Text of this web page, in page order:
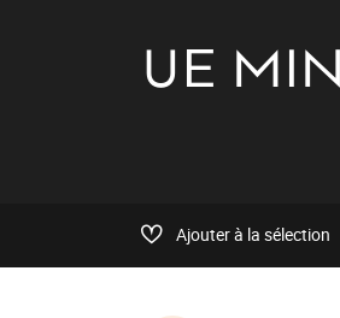
UE
Ajouter à la sélection